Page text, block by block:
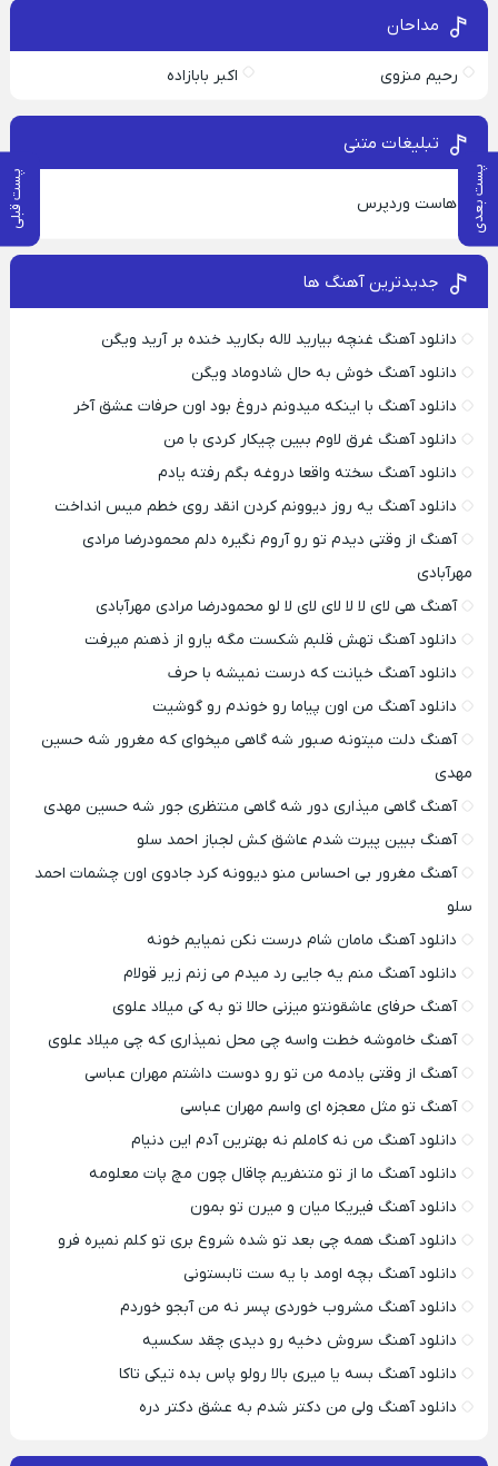
پست بعدی پست قبلی
مداحان
رحیم منزوی اکبر بابازاده
تبلیغات متنی
هاست وردپرس
جدیدترین آهنگ ها
دانلود آهنگ غنچه بیارید لاله بکارید خنده بر آرید ویگن
دانلود آهنگ خوش به حال شادوماد ویگن
دانلود آهنگ با اینکه میدونم دروغ بود اون حرفات عشق آخر
دانلود آهنگ غرق لاوم ببین چیکار کردی با من
دانلود آهنگ سخته واقعا دروغه بگم رفته یادم
دانلود آهنگ یه روز دیوونم کردن انقد روی خطم میس انداخت
آهنگ از وقتی دیدم تو رو آروم نگیره دلم محمودرضا مرادی
مهرآبادی
آهنگ هی لای لا لا لای لای لا لو محمودرضا مرادی مهرآبادی
دانلود آهنگ تهش قلبم شکست مگه یارو از ذهنم میرفت
دانلود آهنگ خیانت که درست نمیشه با حرف
دانلود آهنگ من اون پیاما رو خوندم رو گوشیت
آهنگ دلت میتونه صبور شه گاهی میخوای که مغرور شه حسین
مهدی
آهنگ گاهی میذاری دور شه گاهی منتظری جور شه حسین مهدی
آهنگ ببین پیرت شدم عاشق کش لجباز احمد سلو
آهنگ مغرور بی احساس منو دیوونه کرد جادوی اون چشمات احمد
سلو
دانلود آهنگ مامان شام درست نکن نمیایم خونه
دانلود آهنگ منم یه جایی رد میدم می زنم زیر قولام
آهنگ حرفای عاشقونتو میزنی حالا تو به کی میلاد علوی
آهنگ خاموشه خطت واسه چی محل نمیذاری که چی میلاد علوی
آهنگ از وقتی یادمه من تو رو دوست داشتم مهران عباسی
آهنگ تو مثل معجزه ای واسم مهران عباسی
دانلود آهنگ من نه کاملم نه بهترین آدم این دنیام
دانلود آهنگ ما از تو متنفریم چاقال چون مچ پات معلومه
دانلود آهنگ فیریکا میان و میرن تو بمون
دانلود آهنگ همه چی بعد تو شده شروع بری تو کلم نمیره فرو
دانلود آهنگ بچه اومد با یه ست تابستونی
دانلود آهنگ مشروب خوردی پسر نه من آبجو خوردم
دانلود آهنگ سروش دخیه رو دیدی چقد سکسیه
دانلود آهنگ بسه یا میری بالا رولو پاس بده تیکی تاکا
دانلود آهنگ ولی من دکتر شدم به عشق دکتر دره